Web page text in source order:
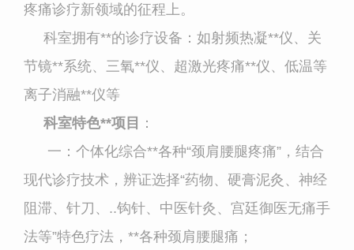
疼痛诊疗新领域的征程上。
科室拥有**的诊疗设备：如射频热凝**仪、关
节镜**系统、三氧**仪、超激光疼痛**仪、低温等
离子消融**仪等
科室特色**项目
：
一：个体化综合**各种“颈肩腰腿疼痛” ，结合
现代诊疗技术，辨证选择“药物、硬膏泥灸、神经
阻滞、针刀、..钩针、中医针灸、宫廷御医无痛手
法等”特色疗法，**各种颈肩腰腿痛；